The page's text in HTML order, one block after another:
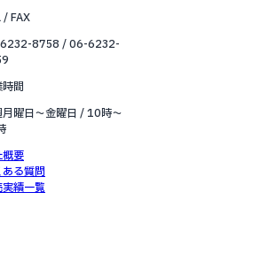
/ FAX
8758 / 06-6232-
間
月曜日～金曜日 / 10時～
要
ある質問
績一覧